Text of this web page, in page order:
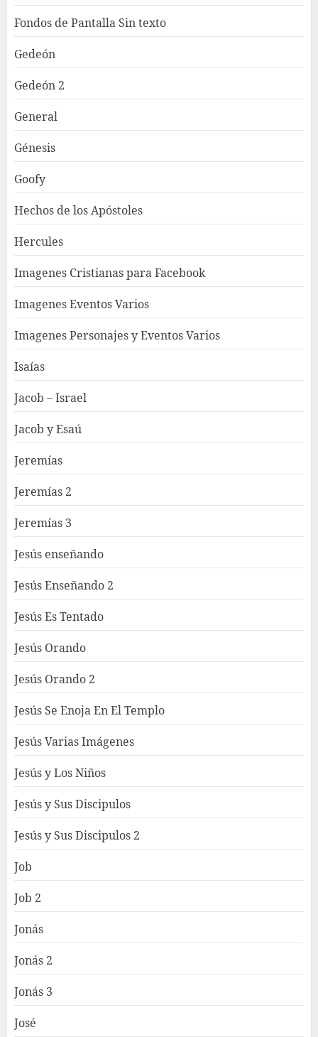
Fondos de Pantalla Sin texto
Gedeón
Gedeón 2
General
Génesis
Goofy
Hechos de los Apóstoles
Hercules
Imagenes Cristianas para Facebook
Imagenes Eventos Varios
Imagenes Personajes y Eventos Varios
Isaías
Jacob – Israel
Jacob y Esaú
Jeremías
Jeremías 2
Jeremías 3
Jesús enseñando
Jesús Enseñando 2
Jesús Es Tentado
Jesús Orando
Jesús Orando 2
Jesús Se Enoja En El Templo
Jesús Varias Imágenes
Jesús y Los Niños
Jesús y Sus Discipulos
Jesús y Sus Discipulos 2
Job
Job 2
Jonás
Jonás 2
Jonás 3
José